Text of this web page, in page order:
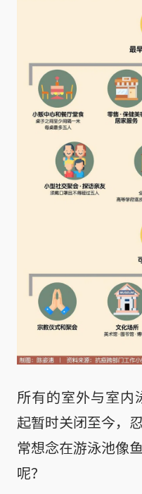
所有的室外与室内
起暂时关闭至今，
常想念在游泳池像
呢？